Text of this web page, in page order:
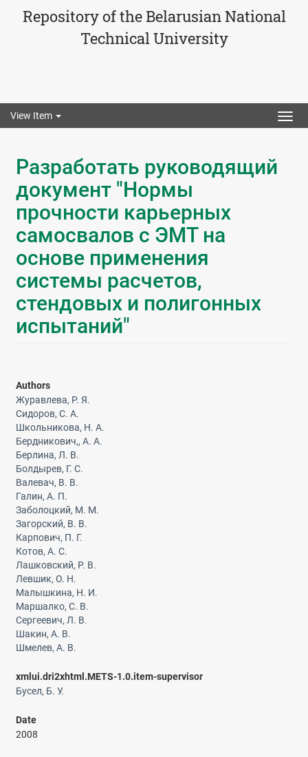
Repository of the Belarusian National
Technical University
View Item
Разработать руководящий
документ "Нормы
прочности карьерных
самосвалов с ЭМТ на
основе применения
системы расчетов,
стендовых и полигонных
испытаний"
Authors
Журавлева, Р. Я.
Сидоров, С. А.
Школьникова, Н. А.
Бердникович,, А. А.
Берлина, Л. В.
Болдырев, Г. С.
Валевач, В. В.
Галин, А. П.
Заболоцкий, М. М.
Загорский, В. В.
Карпович, П. Г.
Котов, А. С.
Лашковский, Р. В.
Левшик, О. Н.
Малышкина, Н. И.
Маршалко, С. В.
Сергеевич, Л. В.
Шакин, А. В.
Шмелев, А. В.
xmlui.dri2xhtml.METS-1.0.item-supervisor
Бусел, Б. У.
Date
2008